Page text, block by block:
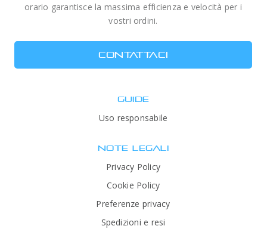
orario garantisce la massima efficienza e velocità per i
vostri ordini.
CONTATTACI
GUIDE
Uso responsabile
NOTE LEGALI
Privacy Policy
Cookie Policy
Preferenze privacy
Spedizioni e resi